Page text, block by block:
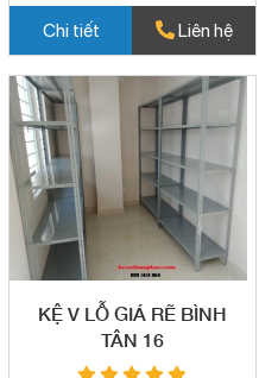
Chi tiết Liên hệ
KỆ V LỖ GIÁ RẼ BÌNH
TÂN 16